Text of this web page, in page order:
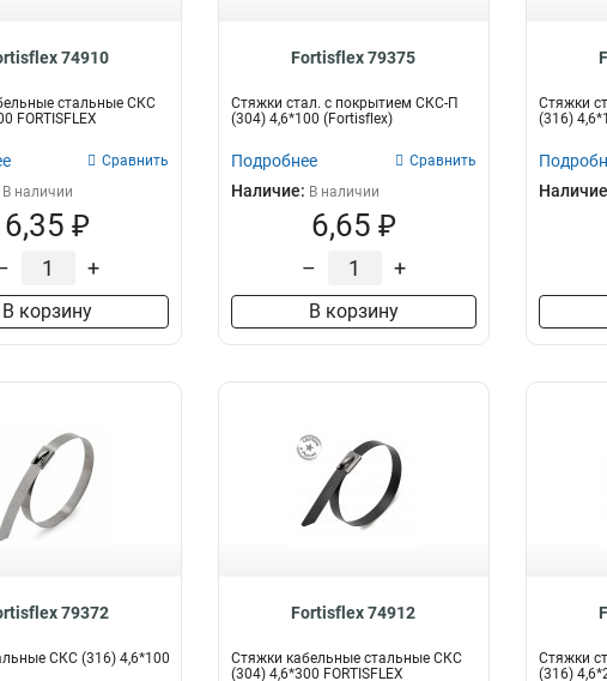
74910
стальные СКС
FORTISFLEX
Сравнить
В наличии
6,35 ₽
+
В корзину
Fortisflex 79375
Стяжки стал. с покрытием СКС-П
(304) 4,6*100 (Fortisflex)
Подробнее Сравнить
Наличие: В наличии
6,65 ₽
– +
В корзину
Стяжки
(316)
79372
СКС (316) 4,6*100
Fortisflex 74912
Стяжки кабельные стальные СКС
(304) 4,6*300 FORTISFLEX
Стяжки
(316)